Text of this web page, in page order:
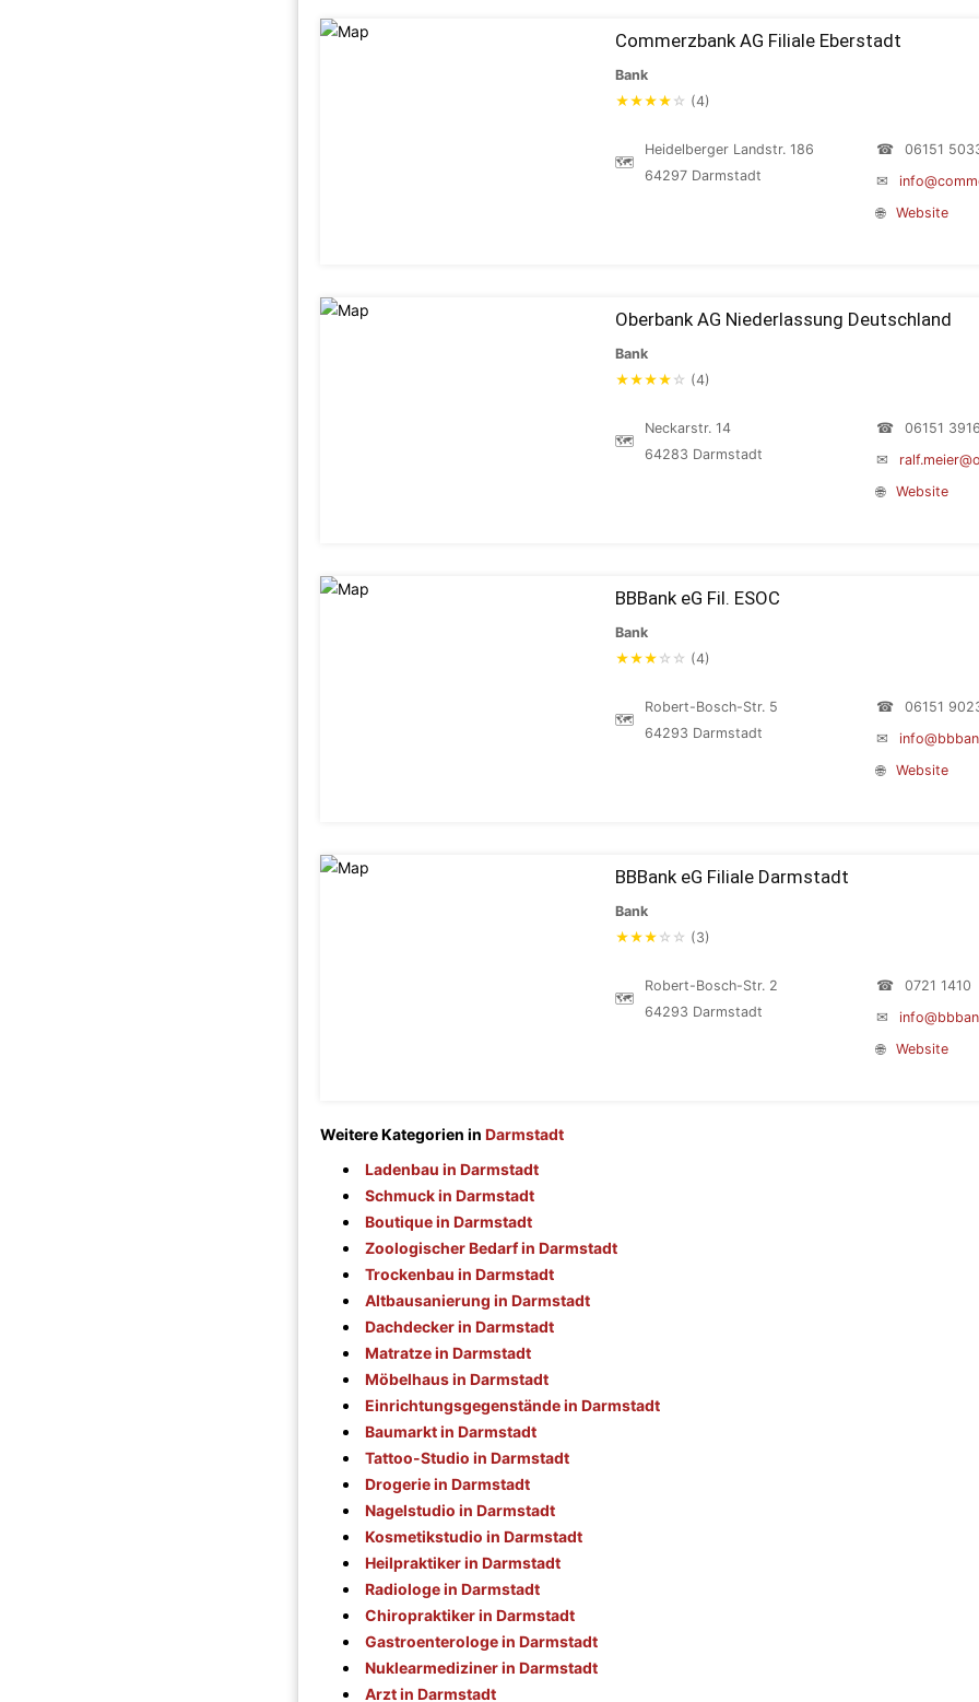
Commerzbank AG Filiale Eberstadt
Bank
★★★★ ☆ (4)
🗺
Heidelberger Landstr. 186
64297 Darmstadt
☎
06151
✉
🌐
Website
Oberbank AG Niederlassung Deutschland
Bank
★★★★ ☆ (4)
🗺
Neckarstr. 14
64283 Darmstadt
☎
06151
✉
🌐
Website
BBBank eG Fil. ESOC
Bank
★★★ ☆ ☆ (4)
🗺
Robert-Bosch-Str. 5
64293 Darmstadt
☎
06151
✉
🌐
Website
BBBank eG Filiale Darmstadt
Bank
★★★ ☆ ☆ (3)
🗺
Robert-Bosch-Str. 2
64293 Darmstadt
☎
0721 1410
✉
🌐
Website
Weitere Kategorien in Darmstadt
Ladenbau in Darmstadt
Schmuck in Darmstadt
Boutique in Darmstadt
Zoologischer Bedarf in Darmstadt
Trockenbau in Darmstadt
Altbausanierung in Darmstadt
Dachdecker in Darmstadt
Matratze in Darmstadt
Möbelhaus in Darmstadt
Einrichtungsgegenstände in Darmstadt
Baumarkt in Darmstadt
Tattoo-Studio in Darmstadt
Drogerie in Darmstadt
Nagelstudio in Darmstadt
Kosmetikstudio in Darmstadt
Heilpraktiker in Darmstadt
Radiologe in Darmstadt
Chiropraktiker in Darmstadt
Gastroenterologe in Darmstadt
Nuklearmediziner in Darmstadt
Arzt in Darmstadt